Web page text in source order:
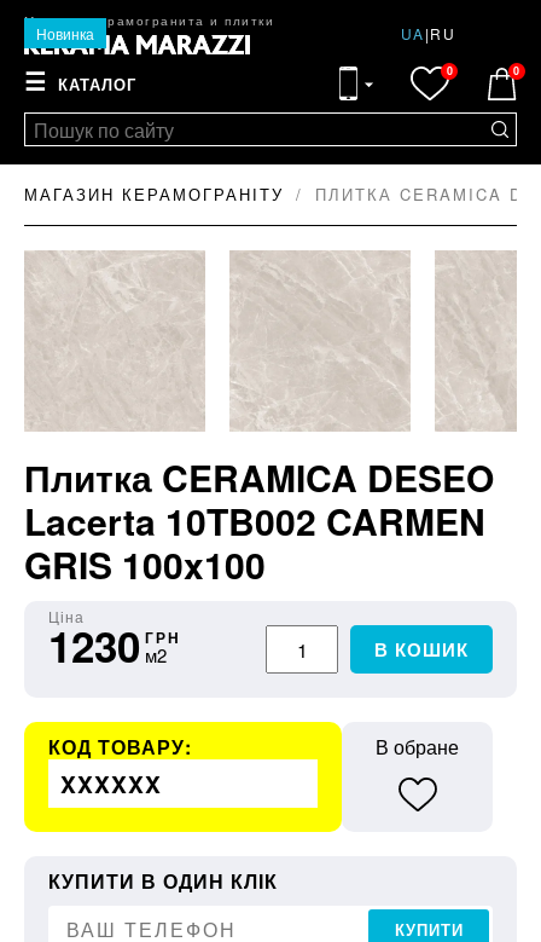
Магазин керамогранита и плитки
UA|RU
☰ КАТАЛОГ
0 0
МАГАЗИН КЕРАМОГРАНІТУ ПЛИТКА CERAMICA
Новинка
Плитка CERAMICA DESEO
Lacerta 10TB002 CARMEN
GRIS 100x100
Ціна
1230 ГРН
м2 В КОШИК
КОД ТОВАРУ:
XXXXXX
В обране
КУПИТИ В ОДИН КЛІК
КУПИТИ